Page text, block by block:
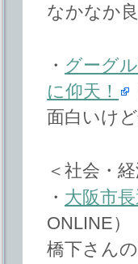
なかなか
・ グーグ
に仰天！
面白いけ
＜社会・
・ 大阪市
ONLINE）
橋下さん